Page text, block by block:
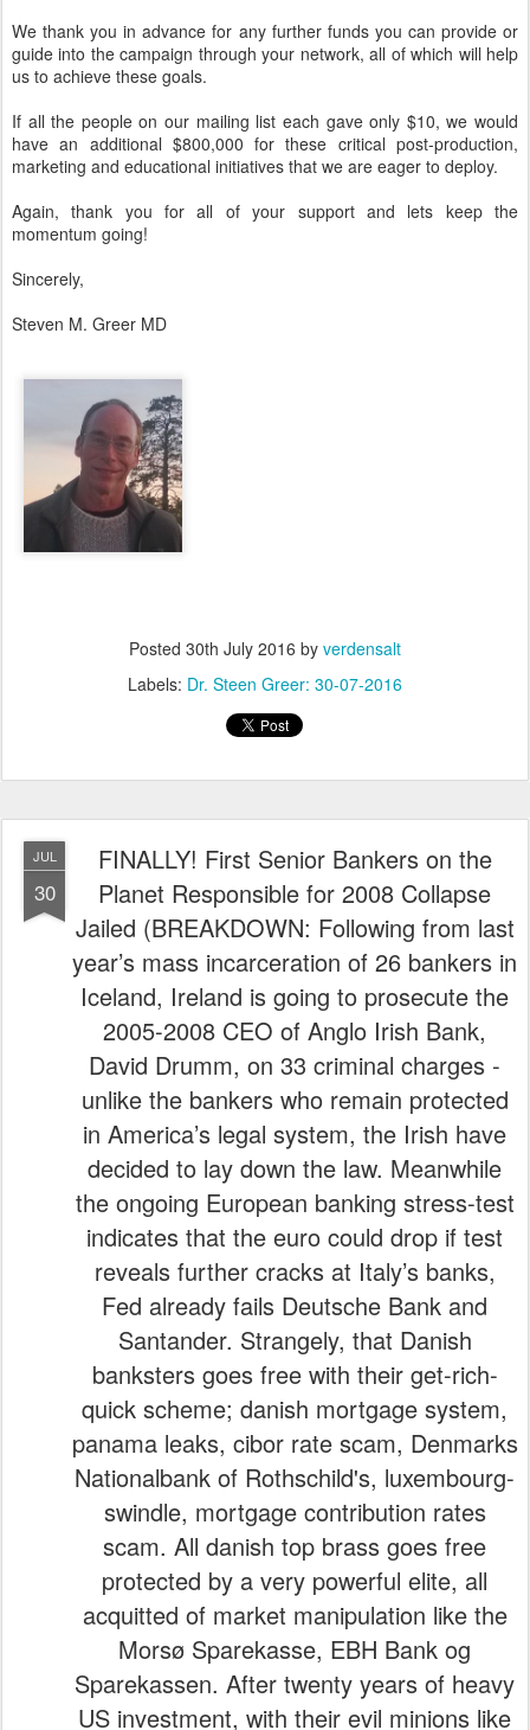
We thank you in advance for any further funds you can provide or
guide into the campaign through your network, all of which will help
us to achieve these goals.
If all the people on our mailing list each gave only $10, we would
have an additional $800,000 for these critical post-production,
marketing and educational initiatives that we are eager to deploy.
Again, thank you for all of your support and lets keep the
momentum going!
Sincerely,
Steven M. Greer MD
Posted 30th July 2016 by verdensalt
Labels: Dr. Steen Greer: 30-07-2016
JUL
30
FINALLY! First Senior Bankers on the
Planet Responsible for 2008 Collapse
Jailed (BREAKDOWN: Following from last
year’s mass incarceration of 26 bankers in
Iceland, Ireland is going to prosecute the
2005-2008 CEO of Anglo Irish Bank,
David Drumm, on 33 criminal charges -
unlike the bankers who remain protected
in America’s legal system, the Irish have
decided to lay down the law. Meanwhile
the ongoing European banking stress-test
indicates that the euro could drop if test
reveals further cracks at Italy’s banks,
Fed already fails Deutsche Bank and
Santander. Strangely, that Danish
banksters goes free with their get-rich-
quick scheme; danish mortgage system,
panama leaks, cibor rate scam, Denmarks
Nationalbank of Rothschild's, luxembourg-
swindle, mortgage contribution rates
scam. All danish top brass goes free
protected by a very powerful elite, all
acquitted of market manipulation like the
Morsø Sparekasse, EBH Bank og
Sparekassen. After twenty years of heavy
US investment, with their evil minions like